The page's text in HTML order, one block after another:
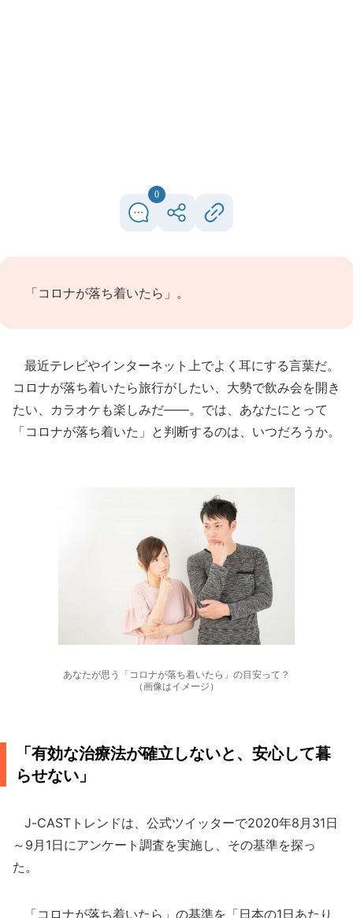
0
「コロナが落ち着いたら」。
最近テレビやインターネット上でよく耳にする言葉だ。
コロナが落ち着いたら旅行がしたい、大勢で飲み会を開き
たい、カラオケも楽しみだ――。では、あなたにとって
「コロナが落ち着いた」と判断するのは、いつだろうか。
あなたが思う「コロナが落ち着いたら」の目安って？
（画像はイメージ）
「有効な治療法が確立しないと、安心して暮
らせない」
J-CASTトレンドは、公式ツイッターで2020年8月31日
～9月1日にアンケート調査を実施し、その基準を探っ
た。
「コロナが落ち着いたら」の基準を「日本の1日あたり